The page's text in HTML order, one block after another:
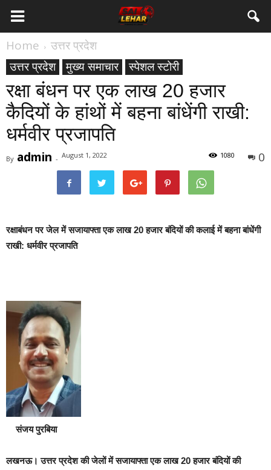
Home
उत्तर प्रदेश
उत्तर प्रदेश
मुख्य समाचार स्पेशल स्टोरी
रक्षा बंधन पर एक लाख 20 हजार
कैदियों के हांथों में बहना बांधेंगी राखी:
धर्मवीर प्रजापति
By admin - August 1, 2022 0
1080
रक्षाबंधन पर जेल में सजायाफ्ता एक लाख 20 हजार बंदियों की कलाई में बहना बांधेंगी
राखी: धर्मवीर प्रजापति
संजय पुरबिया
लखनऊ। उत्तर प्रदेश की जेलों में सजायाफ्ता एक लाख 20 हजार बंदियों की